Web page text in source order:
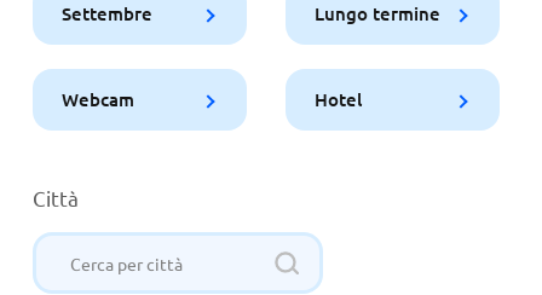
Settembre Lungo termine
Webcam Hotel
Città